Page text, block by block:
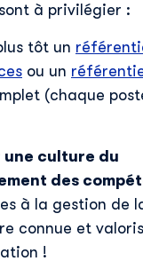
informations pour vous
sur nos produits et
à privilégier :
tôt un
ou un
(chaque
une culture du
des
à la gestion de
connue et
!